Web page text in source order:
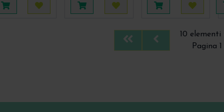
Aggiungi al carrello
Acquista più tardiAggiungi al carrello
Acquista più tardiAggiungi al
First Previous
10
Pagina 1